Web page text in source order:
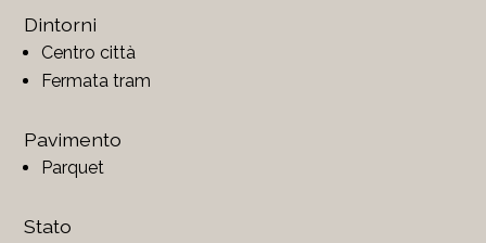
Dintorni
Centro città
Fermata tram
Pavimento
Parquet
Stato